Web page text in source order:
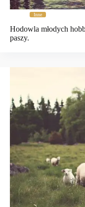
Inne
Hodowla młodych
paszy.